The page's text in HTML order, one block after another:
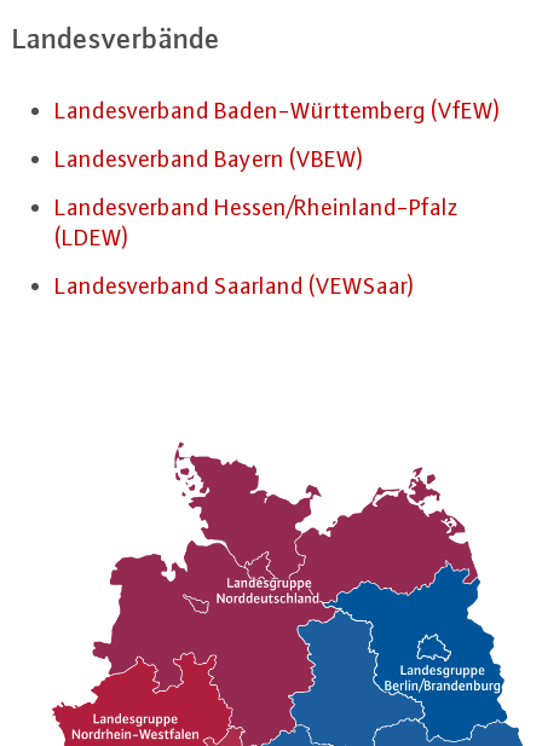
Lan­des­ver­bän­de
Lan­des­ver­band Ba­den-Würt­tem­berg (VfEW)
Lan­des­ver­band Bayern (VBEW)
Lan­des­ver­band Hessen/Rhein­land-Pfalz
(LDEW)
Lan­des­ver­band Saarland (VEWSaar)